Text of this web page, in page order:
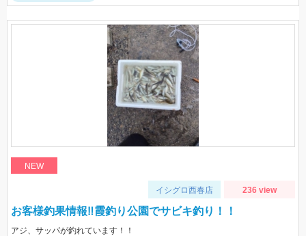
NEW
イシグロ西春店 236 view
お客様釣果情報‼霞釣り公園でサビキ釣り！！
アジ、サッパが釣れています！！